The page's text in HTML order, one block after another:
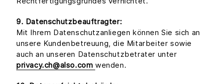
9. Datenschutzbeauftragter:
Mit Ihrem Datenschutzanliegen können Sie sich an
unsere Kundenbetreuung, die Mitarbeiter sowie
auch an unseren Datenschutzbetrater unter
privacy.ch@also.com wenden.